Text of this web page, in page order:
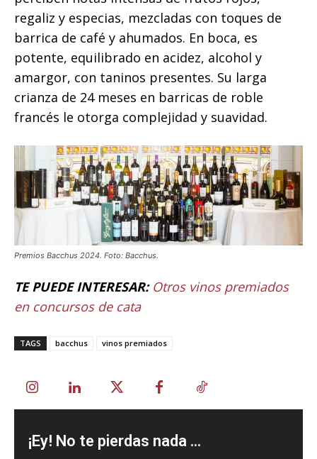
regaliz y especias, mezcladas con toques de
barrica de café y ahumados. En boca, es
potente, equilibrado en acidez, alcohol y
amargor, con taninos presentes. Su larga
crianza de 24 meses en barricas de roble
francés le otorga complejidad y suavidad.
Premios Bacchus 2024. Foto: Bacchus.
TE PUEDE INTERESAR: Otros vinos premiados
en concursos de cata
TAGS bacchus vinos premiados
¡Ey! No te pierdas nada ...